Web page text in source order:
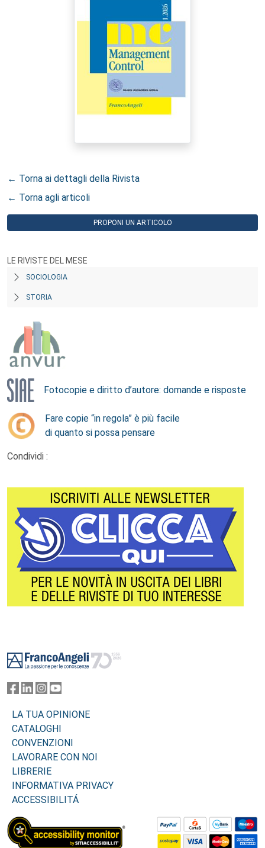
← Torna ai dettagli della Rivista
← Torna agli articoli
PROPONI UN ARTICOLO
LE RIVISTE DEL MESE
SOCIOLOGIA
STORIA
Fotocopie e diritto d’autore: domande e risposte
Fare copie “in regola” è più facile
di quanto si possa pensare
Condividi :
LA TUA OPINIONE
CATALOGHI
CONVENZIONI
LAVORARE CON NOI
LIBRERIE
INFORMATIVA PRIVACY
ACCESSIBILITÁ